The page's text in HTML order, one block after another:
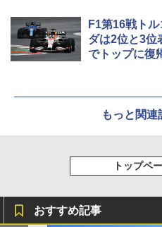
F1第16戦ト
ダは2位と3位
でトップに復
もっと関連
トップペ
おすすめ記事